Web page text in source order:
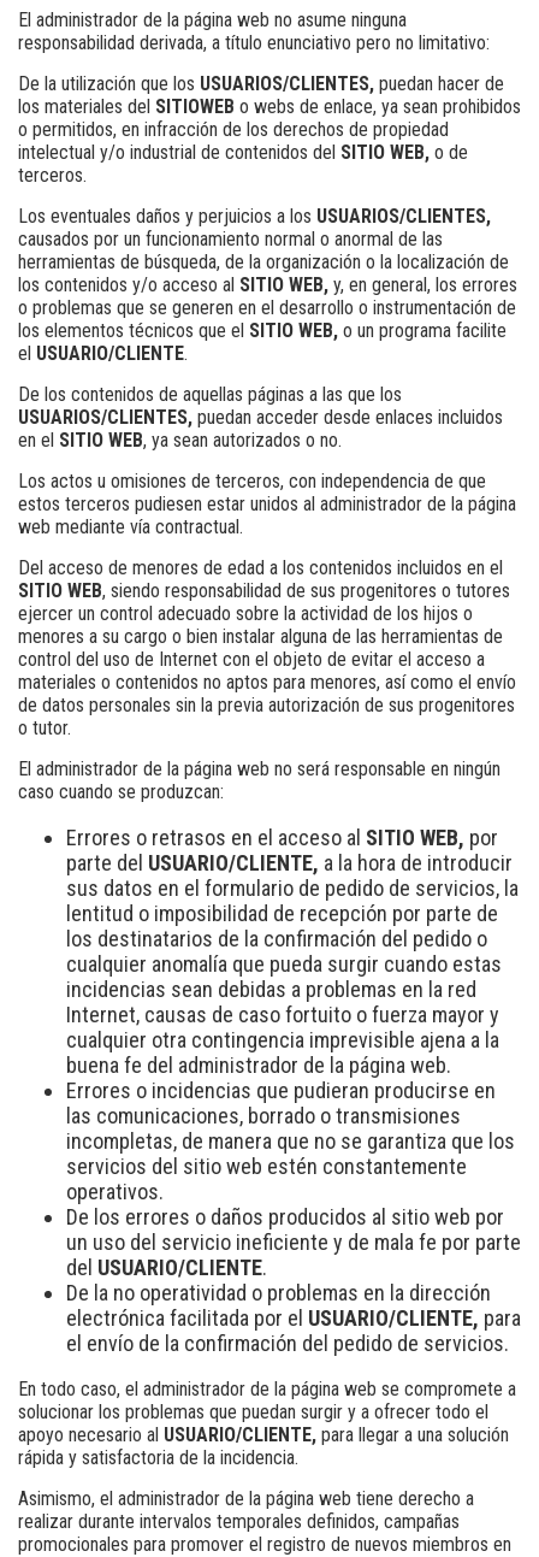
El administrador de la página web no asume ninguna
responsabilidad derivada, a título enunciativo pero no limitativo:
De la utilización que los USUARIOS/CLIENTES, puedan hacer de
los materiales del SITIOWEB o webs de enlace, ya sean prohibidos
o permitidos, en infracción de los derechos de propiedad
intelectual y/o industrial de contenidos del SITIO WEB, o de
terceros.
Los eventuales daños y perjuicios a los USUARIOS/CLIENTES,
causados por un funcionamiento normal o anormal de las
herramientas de búsqueda, de la organización o la localización de
los contenidos y/o acceso al SITIO WEB, y, en general, los errores
o problemas que se generen en el desarrollo o instrumentación de
los elementos técnicos que el SITIO WEB, o un programa facilite
el USUARIO/CLIENTE.
De los contenidos de aquellas páginas a las que los
USUARIOS/CLIENTES, puedan acceder desde enlaces incluidos
en el SITIO WEB, ya sean autorizados o no.
Los actos u omisiones de terceros, con independencia de que
estos terceros pudiesen estar unidos al administrador de la página
web mediante vía contractual.
Del acceso de menores de edad a los contenidos incluidos en el
SITIO WEB, siendo responsabilidad de sus progenitores o tutores
ejercer un control adecuado sobre la actividad de los hijos o
menores a su cargo o bien instalar alguna de las herramientas de
control del uso de Internet con el objeto de evitar el acceso a
materiales o contenidos no aptos para menores, así como el envío
de datos personales sin la previa autorización de sus progenitores
o tutor.
El administrador de la página web no será responsable en ningún
caso cuando se produzcan:
Errores o retrasos en el acceso al SITIO WEB, por
parte del USUARIO/CLIENTE, a la hora de introducir
sus datos en el formulario de pedido de servicios, la
lentitud o imposibilidad de recepción por parte de
los destinatarios de la confirmación del pedido o
cualquier anomalía que pueda surgir cuando estas
incidencias sean debidas a problemas en la red
Internet, causas de caso fortuito o fuerza mayor y
cualquier otra contingencia imprevisible ajena a la
buena fe del administrador de la página web.
Errores o incidencias que pudieran producirse en
las comunicaciones, borrado o transmisiones
incompletas, de manera que no se garantiza que los
servicios del sitio web estén constantemente
operativos.
De los errores o daños producidos al sitio web por
un uso del servicio ineficiente y de mala fe por parte
del USUARIO/CLIENTE.
De la no operatividad o problemas en la dirección
electrónica facilitada por el USUARIO/CLIENTE, para
el envío de la confirmación del pedido de servicios.
En todo caso, el administrador de la página web se compromete a
solucionar los problemas que puedan surgir y a ofrecer todo el
apoyo necesario al USUARIO/CLIENTE, para llegar a una solución
rápida y satisfactoria de la incidencia.
Asimismo, el administrador de la página web tiene derecho a
realizar durante intervalos temporales definidos, campañas
promocionales para promover el registro de nuevos miembros en